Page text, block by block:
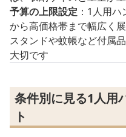
予算の上限設定 ：1人用
から高価格帯まで幅広く展
スタンドや蚊帳など付属
大切です
条件別に見る1人用
ト